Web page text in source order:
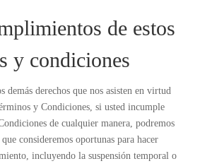
de estos
y condiciones
demás derechos que nos asisten en virtud
y Condiciones, si usted incumple
de cualquier manera, podremos
consideremos oportunas para hacer
incluyendo la suspensión temporal o